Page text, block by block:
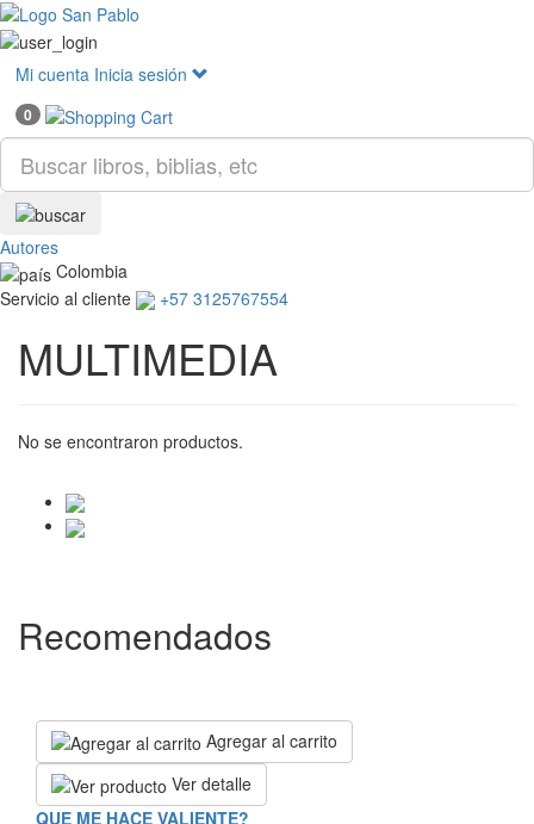
Mi cuenta Inicia sesión
0
Autores
Colombia
Servicio al cliente
+57 3125767554
MULTIMEDIA
No se encontraron productos.
Recomendados
Agregar al carrito
Ver detalle
QUE ME HACE VALIENTE?